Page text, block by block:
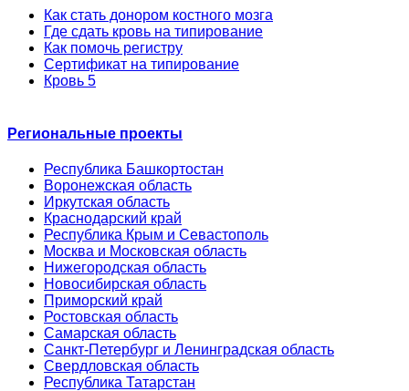
Как стать донором костного мозга
Где сдать кровь на типирование
Как помочь регистру
Сертификат на типирование
Кровь 5
Региональные проекты
Республика Башкортостан
Воронежская область
Иркутская область
Краснодарский край
Республика Крым и Севастополь
Москва и Московская область
Нижегородская область
Новосибирская область
Приморский край
Ростовская область
Самарская область
Санкт-Петербург и Ленинградская область
Свердловская область
Республика Татарстан